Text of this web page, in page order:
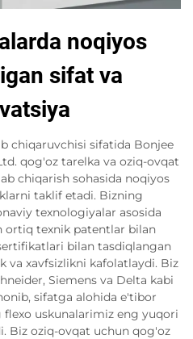
noqiyos
sifat va
chiqaruvchisi sifatida Bonjee
qog'oz tarelka va oziq-ovqat
chiqarish sohasida noqiyos
taklif etadi. Bizning
texnologiyalar asosida
ortiq texnik patentlar bilan
bilan tasdiqlangan
va xavfsizlikni kafolatlaydi. Biz
Siemens va Delta kabi
sifatga alohida e'tibor
uskunalarimiz eng yuqori
Biz oziq-ovqat uchun qog'oz